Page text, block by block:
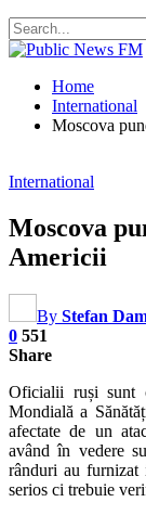
Home
International
Moscova
International
Moscova
Americii
By Stefan
0 551
Share
Oficialii ruși sunt
Mondială a
afectate de un
având în vedere
rânduri au furnizat
serios ci trebuie